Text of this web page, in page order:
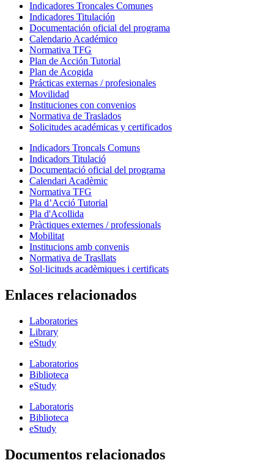
Indicadores Troncales Comunes
Indicadores Titulación
Documentación oficial del programa
Calendario Académico
Normativa TFG
Plan de Acción Tutorial
Plan de Acogida
Prácticas externas / profesionales
Movilidad
Instituciones con convenios
Normativa de Traslados
Solicitudes académicas y certificados
Indicadors Troncals Comuns
Indicadors Titulació
Documentació oficial del programa
Calendari Acadèmic
Normativa TFG
Pla d’Acció Tutorial
Pla d'Acollida
Pràctiques externes / professionals
Mobilitat
Institucions amb convenis
Normativa de Trasllats
Sol·licituds acadèmiques i certificats
Enlaces relacionados
Laboratories
Library
eStudy
Laboratorios
Biblioteca
eStudy
Laboratoris
Biblioteca
eStudy
Documentos relacionados